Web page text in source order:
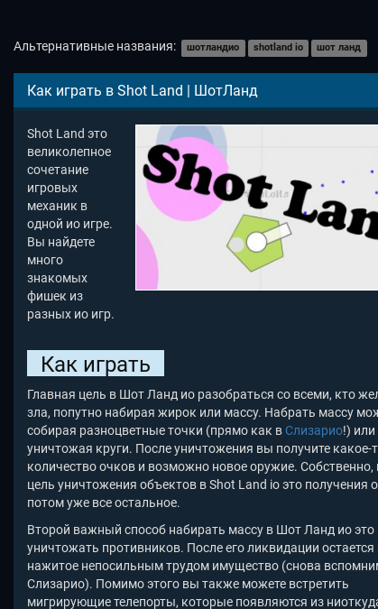
Альтернативные названия: шотландио shotland io шот ланд
Как играть в Shot Land | ШотЛанд
Shot Land это
великолепное
сочетание
игровых
механик в
одной ио игре.
Вы найдете
много
знакомых
фишек из
разных ио игр.
Как играть
Главная цель в Шот Ланд ио разобраться со всеми, кто
зла, попутно набирая жирок или массу. Набрать массу
собирая разноцветные точки (прямо как в Слизарио!) или
уничтожая круги. После уничтожения вы получите какое-
количество очков и возможно новое оружие. Собственно,
цель уничтожения объектов в Shot Land io это получения
потом уже все остальное.
Второй важный способ набирать массу в Шот Ланд иоэто
уничтожать противников. После его ликвидации остается
нажитое непосильным трудом имущество (снова
Слизарио). Помимо этого вы также можете встретить
мигрирующие телепорты, которые появляются из